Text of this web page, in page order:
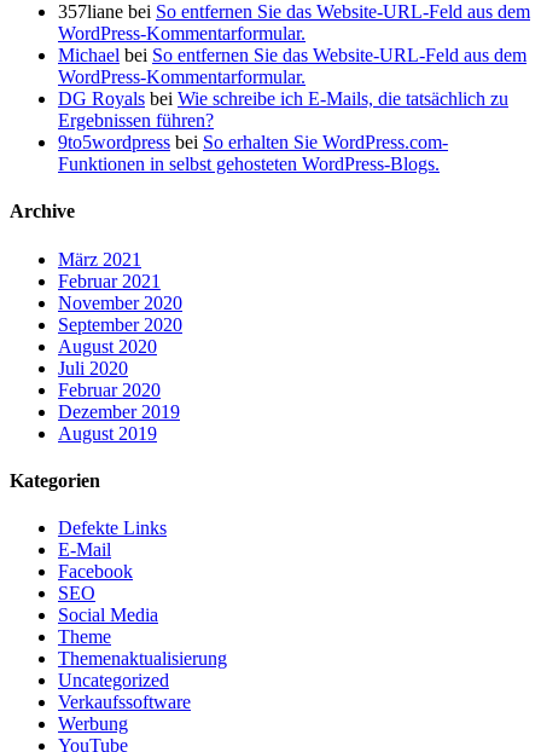
357liane bei So entfernen Sie das Website-URL-Feld aus dem
WordPress-Kommentarformular.
Michael bei So entfernen Sie das Website-URL-Feld aus dem
WordPress-Kommentarformular.
DG Royals bei Wie schreibe ich E-Mails, die tatsächlich zu
Ergebnissen führen?
9to5wordpress bei So erhalten Sie WordPress.com-
Funktionen in selbst gehosteten WordPress-Blogs.
Archive
März 2021
Februar 2021
November 2020
September 2020
August 2020
Juli 2020
Februar 2020
Dezember 2019
August 2019
Kategorien
Defekte Links
E-Mail
Facebook
SEO
Social Media
Theme
Themenaktualisierung
Uncategorized
Verkaufssoftware
Werbung
YouTube